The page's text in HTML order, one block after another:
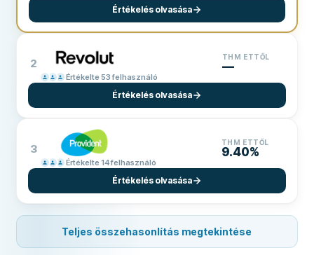
Értékelés olvasása
2
Értékelte 53 felhasználó
THM ETTŐL
—
Értékelés olvasása
3
Értékelte 14 felhasználó
THM ETTŐL
9.40%
Értékelés olvasása
Teljes összehasonlítás megtekintése